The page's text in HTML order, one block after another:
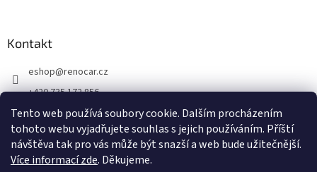
Tento web používá soubory cookie. Dalším procházením
tohoto webu vyjadřujete souhlas s jejich používáním. Příští
návštěva tak pro vás může být snazší a web bude užitečnější.
Více informací zde. Děkujeme.
Kontakt
eshop@renocar.cz
+420 735 172 856
Přidejte se k nám!
renocar_a.s